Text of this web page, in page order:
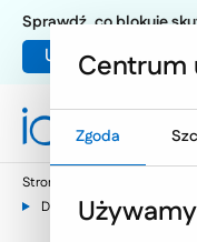
Umów warsztat UX
Sprawdź, co blokuje
Strona główna
Dedykowane aplikacje
Centrum
Zgoda